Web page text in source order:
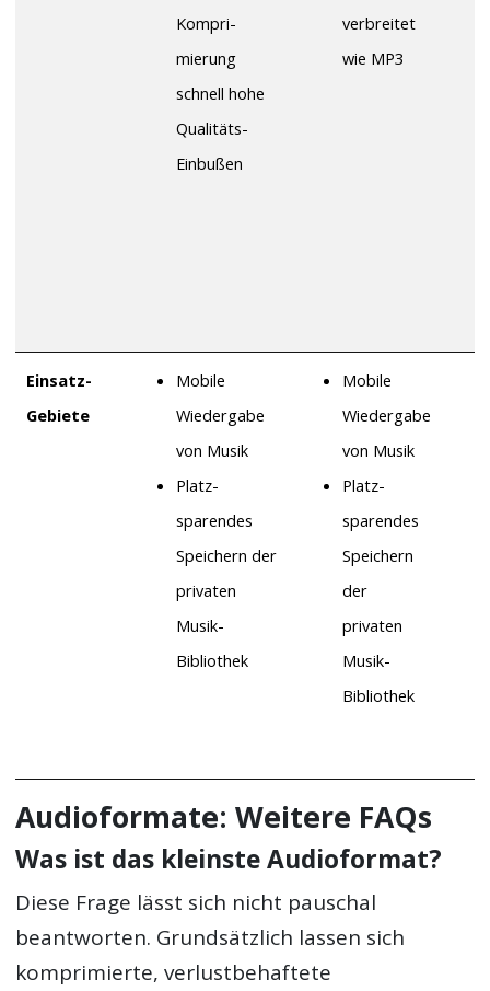
Kompri-
mierung
schnell hohe
Qualitäts-
Einbußen
verbreitet
wie MP3
Einsatz-
Gebiete
Mobile
Wiedergabe
von Musik
Platz-
sparendes
Speichern der
privaten
Musik-
Bibliothek
Mobile
Wiedergabe
von Musik
Platz-
sparendes
Speichern
der
privaten
Musik-
Bibliothek
Audioformate: Weitere FAQs
Was ist das kleinste Audioformat?
Diese Frage lässt sich nicht pauschal
beantworten. Grundsätzlich lassen sich
komprimierte, verlustbehaftete